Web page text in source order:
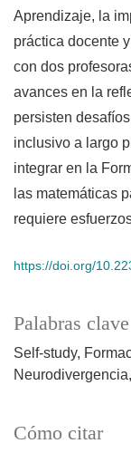
Palabras clave
Self-study
Neurodivergencia
Cómo citar
Aprendizaje, la
práctica docente
con dos
avances en la
persisten
inclusivo a largo
integrar en la
las matemáticas
requiere
https://doi.org/